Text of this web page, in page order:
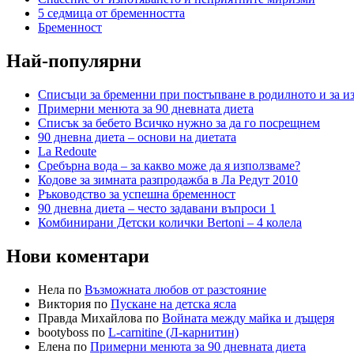
5 седмица от бременността
Бременност
Най-популярни
Списъци за бременни при постъпване в родилното и за
Примерни менюта за 90 дневната диета
Списък за бебето Всичко нужно за да го посрещнем
90 дневна диета – основи на диетата
La Redoute
Сребърна вода – за какво може да я използваме?
Кодове за зимната разпродажба в Ла Редут 2010
Ръководство за успешна бременност
90 дневна диета – често задавани въпроси 1
Комбинирани Детски колички Bertoni – 4 колела
Нови коментари
Нела по Възможната любов от разстояние
Виктория по Пускане на детска ясла
Правда Михайлова по Войната между майка и дъщеря
bootyboss по L-carnitine (Л-карнитин)
Елена по Примерни менюта за 90 дневната диета